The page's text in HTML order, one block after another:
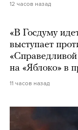
12 часов назад
«В Госдуму
выступает
на «Яблоко» в
11 часов назад